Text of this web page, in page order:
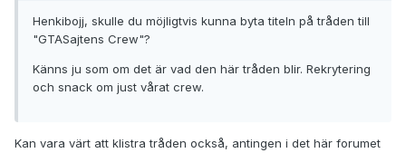
Henkibojj, skulle du möjligtvis kunna byta titeln på tråden till
"GTASajtens Crew"?
Känns ju som om det är vad den här tråden blir. Rekrytering
och snack om just vårat crew.
Kan vara värt att klistra tråden också, antingen i det här forumet